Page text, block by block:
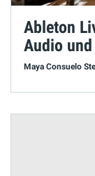
Ableton
Audio
Maya Consuelo